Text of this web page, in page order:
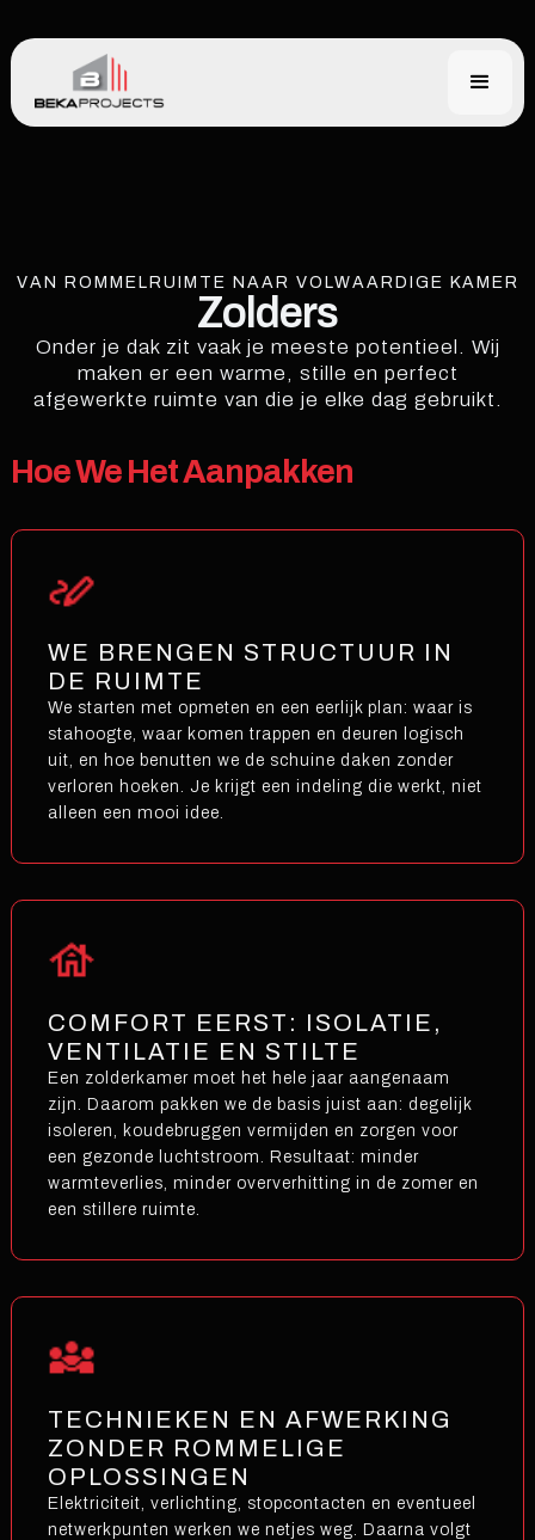
VAN ROMMELRUIMTE NAAR VOLWAARDIGE KAMER
Zolders
Onder je dak zit vaak je meeste potentieel. Wij
maken er een warme, stille en perfect
afgewerkte ruimte van die je elke dag gebruikt.
Hoe We Het Aanpakken
WE BRENGEN STRUCTUUR IN
DE RUIMTE
We starten met opmeten en een eerlijk plan: waar is
stahoogte, waar komen trappen en deuren logisch
uit, en hoe benutten we de schuine daken zonder
verloren hoeken. Je krijgt een indeling die werkt, niet
alleen een mooi idee.
COMFORT EERST: ISOLATIE,
VENTILATIE EN STILTE
Een zolderkamer moet het hele jaar aangenaam
zijn. Daarom pakken we de basis juist aan: degelijk
isoleren, koudebruggen vermijden en zorgen voor
een gezonde luchtstroom. Resultaat: minder
warmteverlies, minder oververhitting in de zomer en
een stillere ruimte.
TECHNIEKEN EN AFWERKING
ZONDER ROMMELIGE
OPLOSSINGEN
Elektriciteit, verlichting, stopcontacten en eventueel
netwerkpunten werken we netjes weg. Daarna volgt